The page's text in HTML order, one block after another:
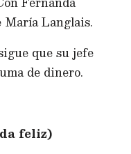
María Langlais.
que su jefe
de dinero.
feliz)